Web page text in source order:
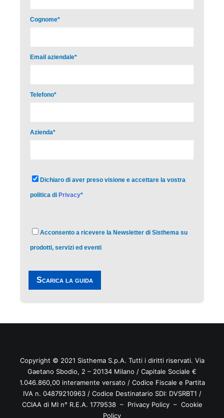
Cognome*
Email aziendale*
Telefono*
Azienda*
Dichiaro di aver preso visione e accettare la vostra
politica di Privacy*
Acconsento a ricevere la Newsletter di Sisthema su
prodotti, servizi ed eventi
Copyright © 2021 SisthemaS.p.A. Tutti i diritti riservati. Via
Gaetano Sbodio, 2 – 20134 Milano / Capitale Sociale €
1.046.860,00 interamente versato / Codice Fiscale e Partita
IVA n. 04879210963 / Codice Destinatario SDI: DVSRBT1 /
CCIAA di MI n° R.E.A. 1779538 – Privacy Policy– Cookie
Policy